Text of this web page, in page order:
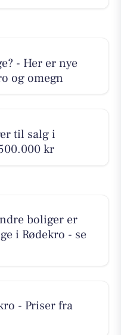
- Her er nye
og omegn
til salg i
kr
boliger er
i Rødekro - se
- Priser fra